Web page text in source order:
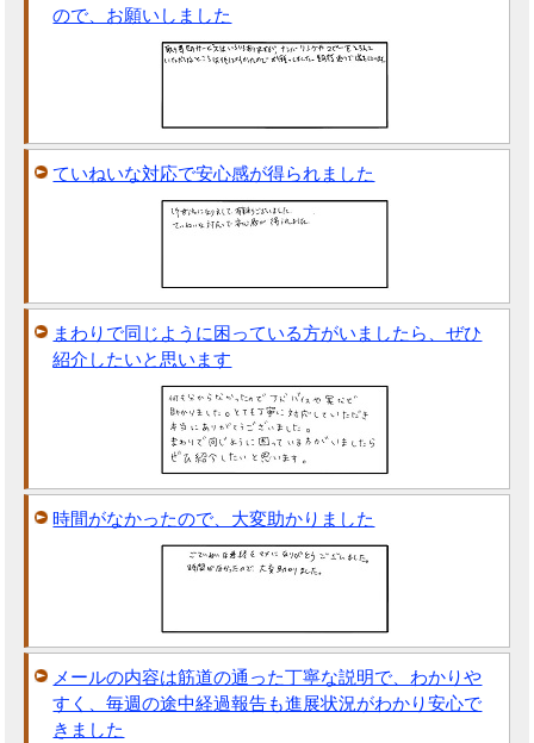
ので、お願いしました
ていねいな対応で安心感が得られました
まわりで同じように困っている方がいましたら、ぜひ
紹介したいと思います
時間がなかったので、大変助かりました
メールの内容は筋道の通った丁寧な説明で、わかりや
すく、毎週の途中経過報告も進展状況がわかり安心で
きました